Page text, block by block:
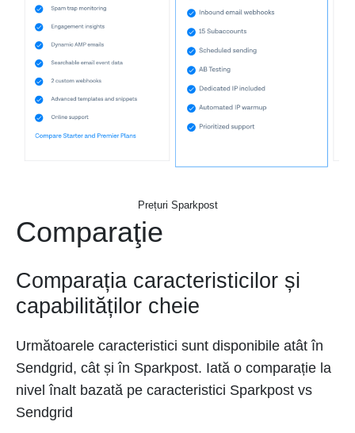
Prețuri Sparkpost
Comparaţie
Comparația caracteristicilor și
capabilităților cheie
Următoarele caracteristici sunt disponibile atât în
Sendgrid, cât și în Sparkpost. Iată o comparație la
nivel înalt bazată pe caracteristici Sparkpost vs
Sendgrid